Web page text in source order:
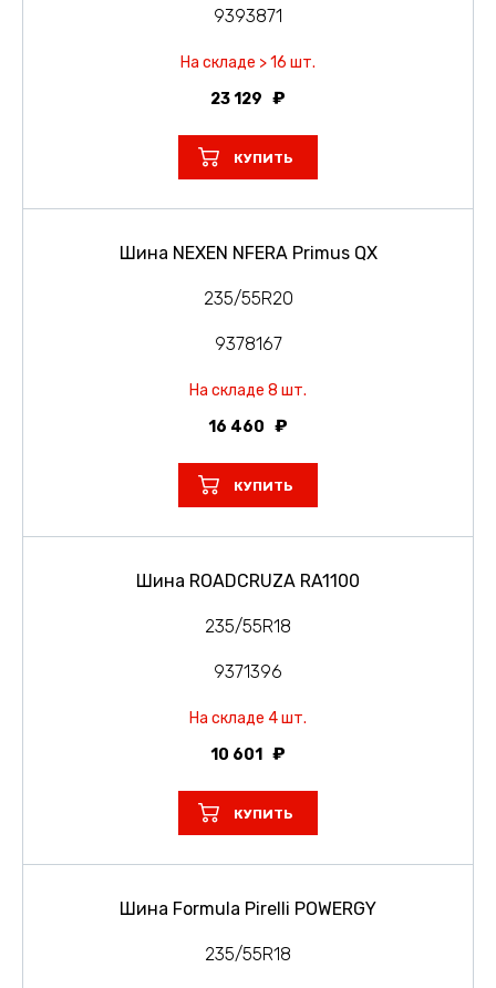
9393871
На складе > 16 шт.
23 129
КУПИТЬ
Шина NEXEN NFERA Primus QX
235/55R20
9378167
На складе 8 шт.
16 460
КУПИТЬ
Шина ROADCRUZA RA1100
235/55R18
9371396
На складе 4 шт.
10 601
КУПИТЬ
Шина Formula Pirelli POWERGY
235/55R18